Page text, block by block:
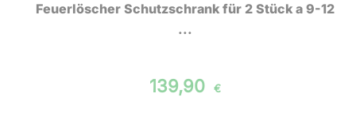
Feuerlöscher Schutzschrank für 2 Stück a 9-12
...
139,90 €